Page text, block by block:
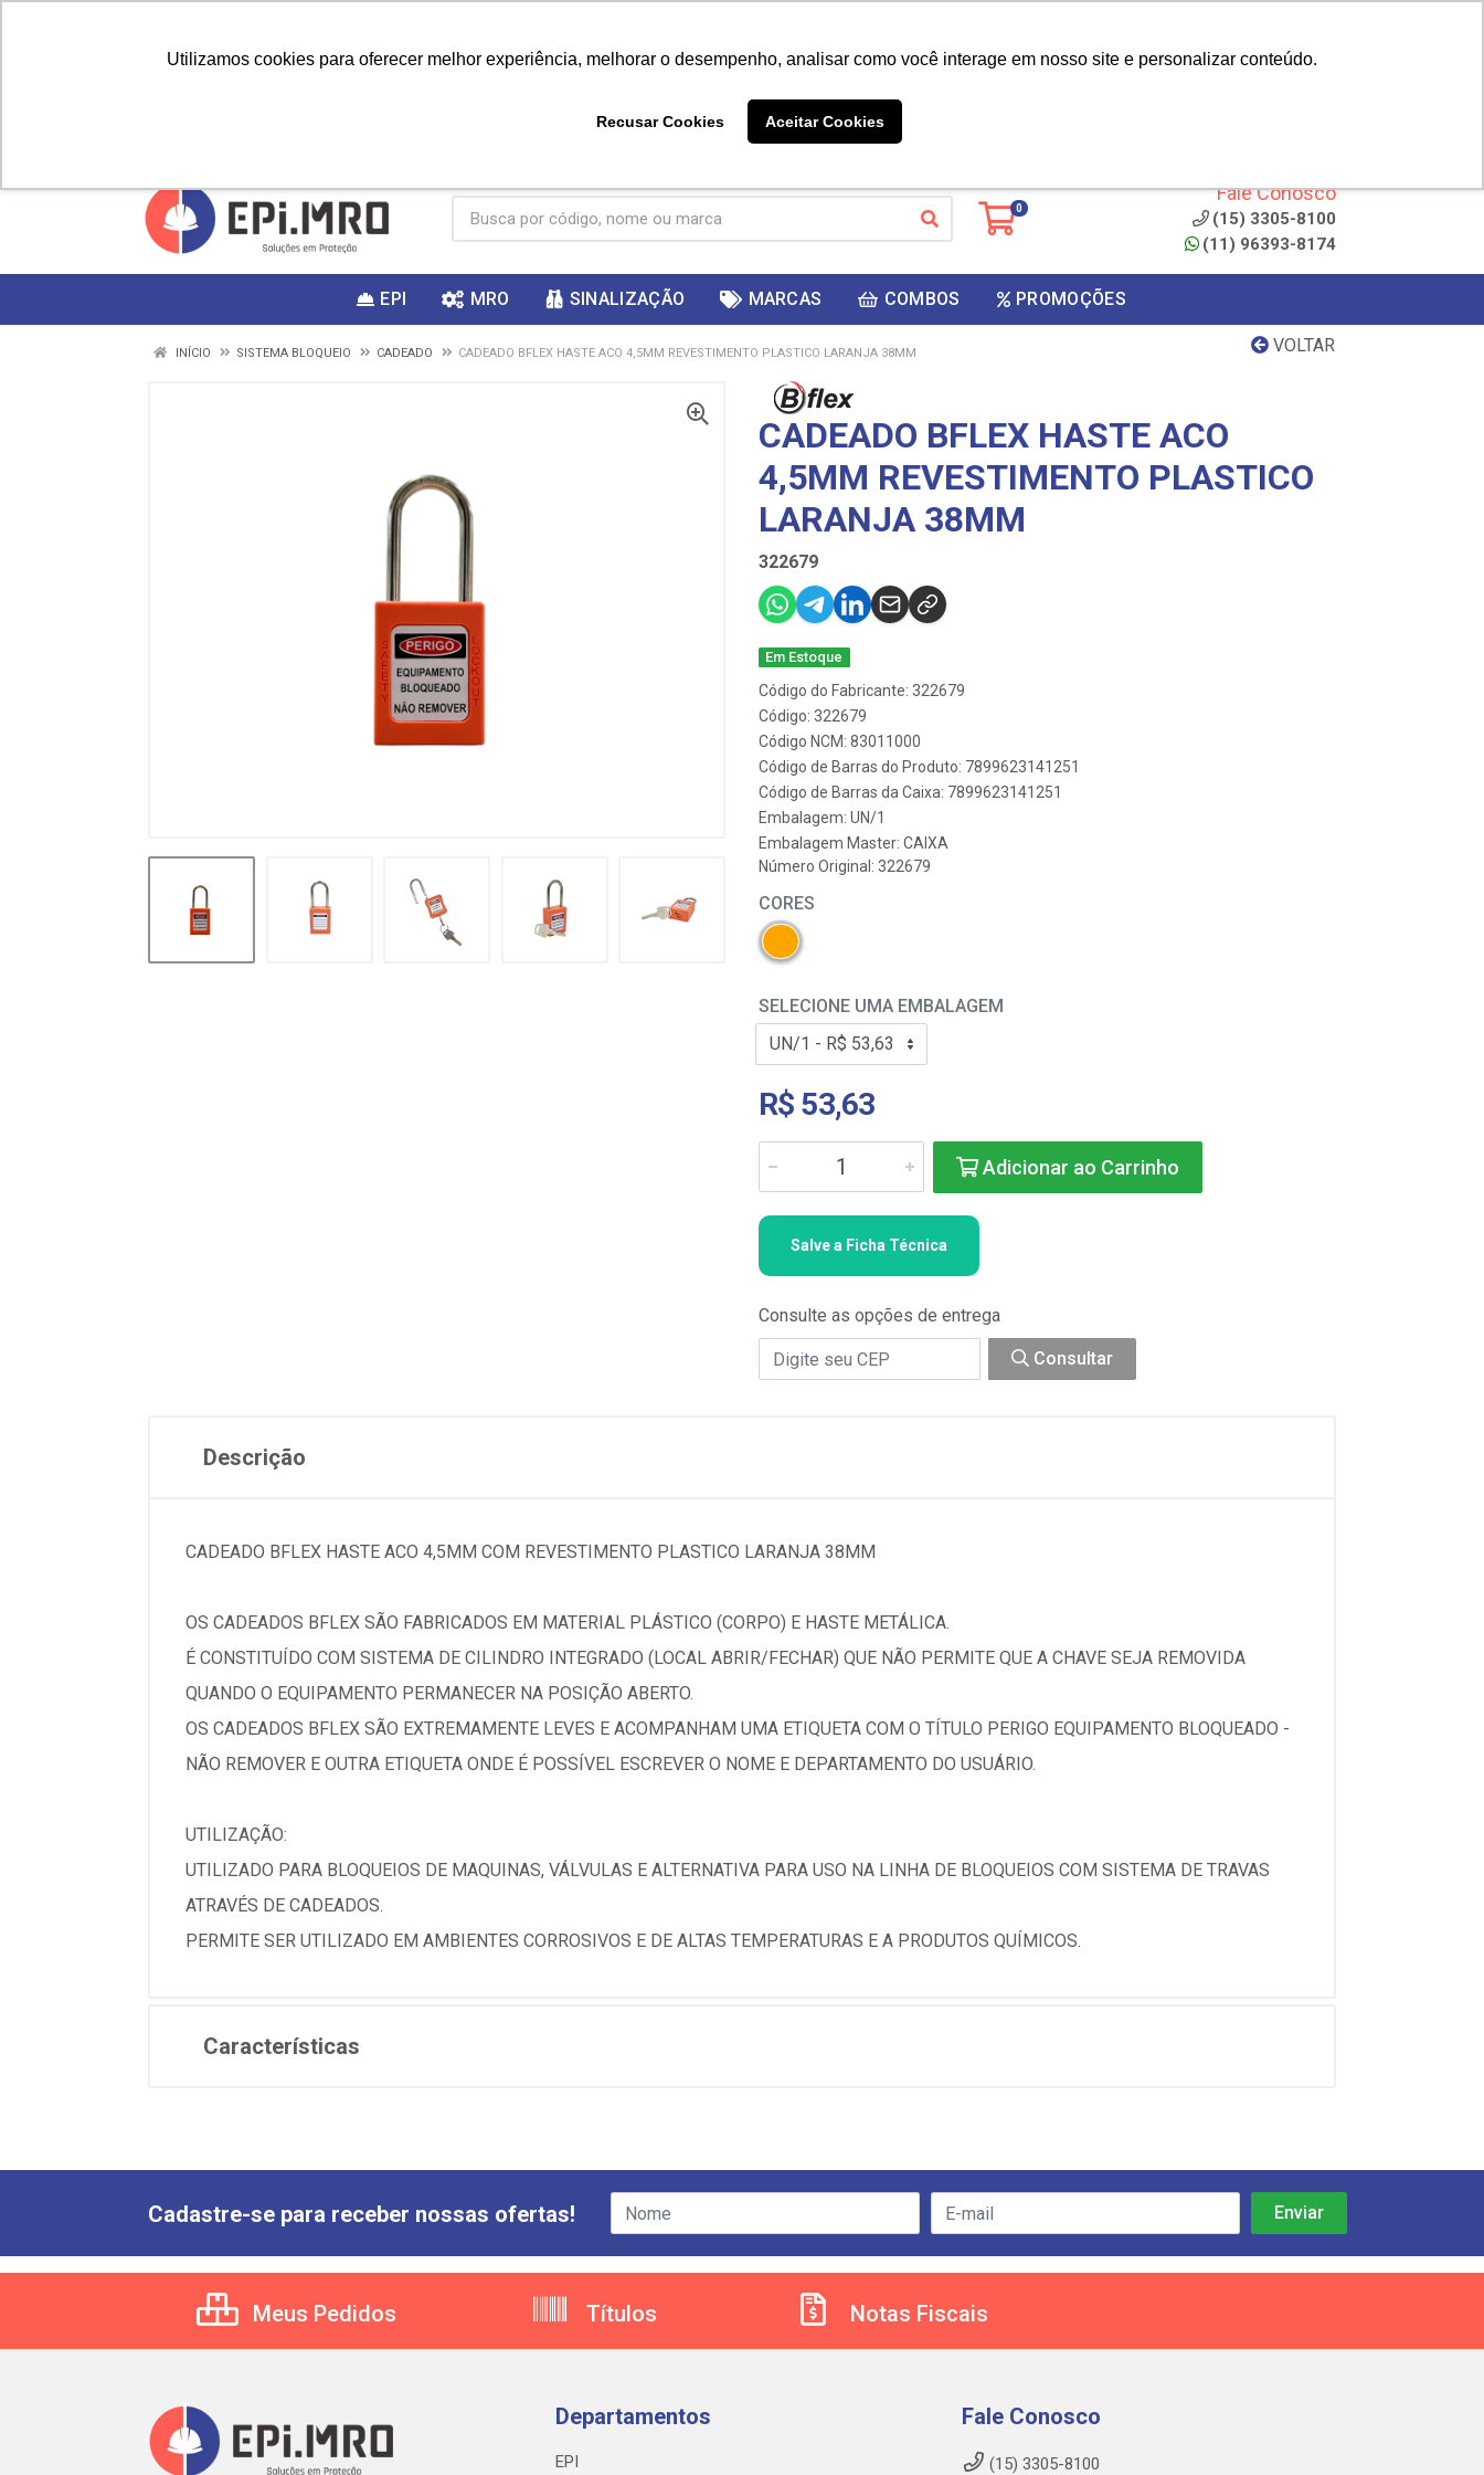
Utilizamos cookies para oferecer melhor experiência, melhorar o desempenho, analisar como você interage em nosso site e personalizar conteúdo.
Recusar Cookies Aceitar Cookies
ganhar
0
Fale Conosco
(15) 3305-8100
(11) 96393-8174
EPI MRO SINALIZAÇÃO MARCAS COMBOS PROMOÇÕES
VOLTAR
INÍCIO SISTEMA BLOQUEIO CADEADO CADEADO BFLEX HASTE ACO 4,5MM REVESTIMENTO PLASTICO LARANJA 38MM
CADEADO BFLEX HASTE ACO
4,5MM REVESTIMENTO PLASTICO
LARANJA 38MM
322679
Em Estoque
Código do Fabricante: 322679
Código: 322679
Código NCM: 83011000
Código de Barras do Produto: 7899623141251
Código de Barras da Caixa: 7899623141251
Embalagem: UN/1
Embalagem Master: CAIXA
Número Original: 322679
CORES
SELECIONE UMA EMBALAGEM
R$ 53,63
Adicionar ao Carrinho
Salve a Ficha Técnica
Consulte as opções de entrega
Consultar
Descrição
CADEADO BFLEX HASTE ACO 4,5MM COM REVESTIMENTO PLASTICO LARANJA 38MM
OS CADEADOS BFLEX SÃO FABRICADOS EM MATERIAL PLÁSTICO (CORPO) E HASTE METÁLICA.
É CONSTITUÍDO COM SISTEMA DE CILINDRO INTEGRADO (LOCAL ABRIR/FECHAR) QUE NÃO PERMITE QUE A CHAVE SEJA REMOVIDA
QUANDO O EQUIPAMENTO PERMANECER NA POSIÇÃO ABERTO.
OS CADEADOS BFLEX SÃO EXTREMAMENTE LEVES E ACOMPANHAM UMA ETIQUETA COM O TÍTULO PERIGO EQUIPAMENTO BLOQUEADO -
NÃO REMOVER E OUTRA ETIQUETA ONDE É POSSÍVEL ESCREVER O NOME E DEPARTAMENTO DO USUÁRIO.
UTILIZAÇÃO:
UTILIZADO PARA BLOQUEIOS DE MAQUINAS, VÁLVULAS E ALTERNATIVA PARA USO NA LINHA DE BLOQUEIOS COM SISTEMA DE TRAVAS
ATRAVÉS DE CADEADOS.
PERMITE SER UTILIZADO EM AMBIENTES CORROSIVOS E DE ALTAS TEMPERATURAS E A PRODUTOS QUÍMICOS.
Características
Cadastre-se para receber nossas ofertas!
Meus Pedidos Títulos Notas Fiscais
Departamentos
EPI
Fale Conosco
(15) 3305-8100